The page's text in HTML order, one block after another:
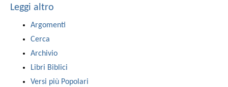
Leggi altro
Argomenti
Cerca
Archivio
Libri Biblici
Versi più Popolari